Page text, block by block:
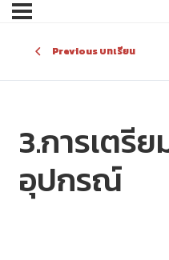
Previous บทเรียน
3.การเตรี
อุปกรณ์